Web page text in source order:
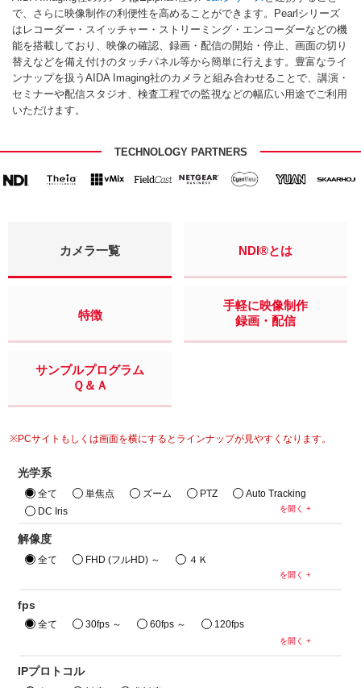
で、さらに映像制作の利便性を高めることができます。Pearlシリーズ
はレコーダー・スイッチャー・ストリーミング・エンコーダーなどの機
能を搭載しており、映像の確認、録画・配信の開始・停止、画面の切り
替えなどを備え付けのタッチパネル等から簡単に行えます。豊富なライ
ンナップを扱うAIDA Imaging社のカメラと組み合わせることで、講演・
セミナーや配信スタジオ、検査工程での監視などの幅広い用途でご利用
いただけます。
TECHNOLOGY PARTNERS
カメラ一覧 NDI®とは
特徴
手軽に映像制作
録画・配信
サンプルプログラム
Ｑ＆Ａ
※PCサイトもしくは画面を横にするとラインナップが見やすくなります。
光学系
全て 単焦点 ズーム PTZ
Auto Tracking
DC Iris
解像度
全て FHD (フルHD) ～ ４Ｋ
fps
全て 30fps ～ 60fps ～ 120fps
IPプロトコル